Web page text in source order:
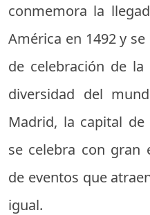
conmemora la
América en 1492 y
de celebración de
diversidad del
Madrid, la capital de
se celebra con gran
de eventos que
igual.